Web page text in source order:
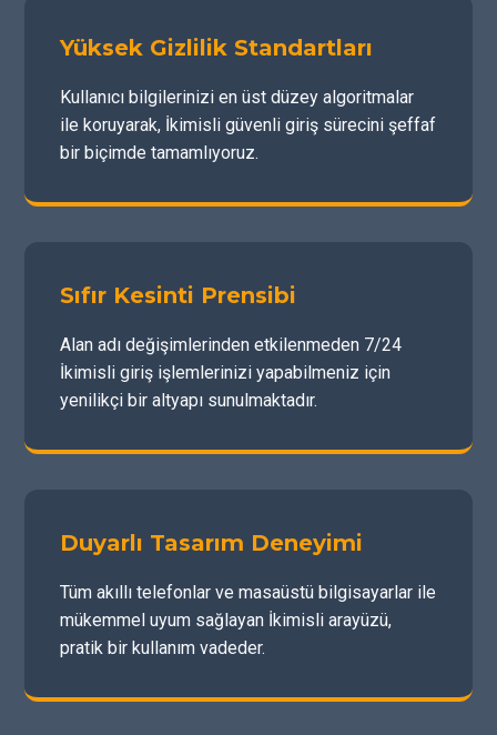
Yüksek Gizlilik Standartları
Kullanıcı bilgilerinizi en üst düzey algoritmalar
ile koruyarak, İkimisli güvenli giriş sürecini şeffaf
bir biçimde tamamlıyoruz.
Sıfır Kesinti Prensibi
Alan adı değişimlerinden etkilenmeden 7/24
İkimisli giriş işlemlerinizi yapabilmeniz için
yenilikçi bir altyapı sunulmaktadır.
Duyarlı Tasarım Deneyimi
Tüm akıllı telefonlar ve masaüstü bilgisayarlar ile
mükemmel uyum sağlayan İkimisli arayüzü,
pratik bir kullanım vadeder.